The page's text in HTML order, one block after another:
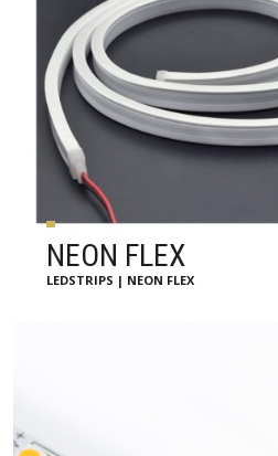
NEON FLEX
LEDSTRIPS | NEON FLEX